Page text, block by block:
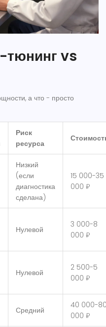
тюнинг vs
а что - просто
Риск
ресурса
Низкий
(если
диагностика
сделана)
15 000-35
000 ₽
Нулевой
3 000-8
000 ₽
Нулевой
2 500-5
000 ₽
Средний
40 000-
000 ₽